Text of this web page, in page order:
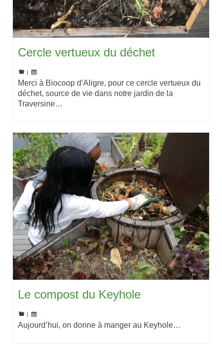
Cercle vertueux du déchet
|
Merci à Biocoop d’Aligre, pour ce cercle vertueux du
déchet, source de vie dans notre jardin de la
Traversine…
Le compost du Keyhole
Aujourd’hui, on donne à manger au Keyhole…